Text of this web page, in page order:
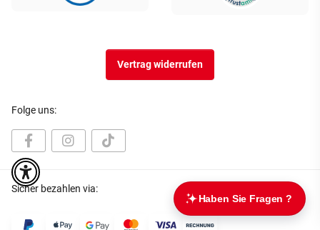
Vertrag widerrufen
Folge uns:
Sicher bezahlen via: